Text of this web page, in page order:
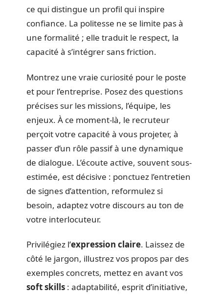
ce qui distingue un profil qui inspire
confiance. La politesse ne se limite pas à
une formalité ; elle traduit le respect, la
capacité à s’intégrer sans friction.
Montrez une vraie curiosité pour le poste
et pour l’entreprise. Posez des questions
précises sur les missions, l’équipe, les
enjeux. À ce moment-là, le recruteur
perçoit votre capacité à vous projeter, à
passer d’un rôle passif à une dynamique
de dialogue. L’écoute active, souvent sous-
estimée, est décisive : ponctuez l’entretien
de signes d’attention, reformulez si
besoin, adaptez votre discours au ton de
votre interlocuteur.
Privilégiez l’expression claire. Laissez de
côté le jargon, illustrez vos propos par des
exemples concrets, mettez en avant vos
soft skills : adaptabilité, esprit d’initiative,